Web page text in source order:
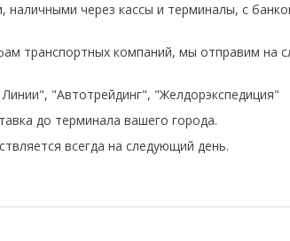
наличными через кассы и терминалы, с
транспортных компаний, мы отправим на
"Автотрейдинг", "Желдорэкспедиция"
до терминала вашего города.
всегда на следующий день.